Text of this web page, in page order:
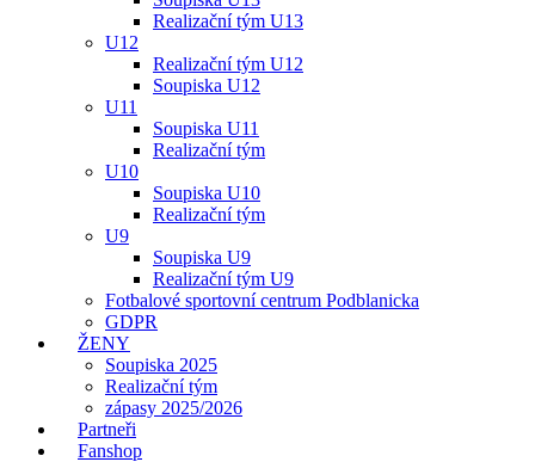
Realizační tým U13
U12
Realizační tým U12
Soupiska U12
U11
Soupiska U11
Realizační tým
U10
Soupiska U10
Realizační tým
U9
Soupiska U9
Realizační tým U9
Fotbalové sportovní centrum Podblanicka
GDPR
ŽENY
Soupiska 2025
Realizační tým
zápasy 2025/2026
Partneři
Fanshop